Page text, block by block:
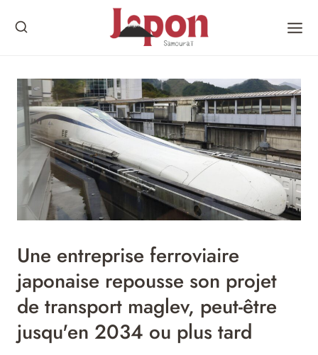
Une entreprise ferroviaire
japonaise repousse son projet
de transport maglev, peut-être
jusqu'en 2034 ou plus tard